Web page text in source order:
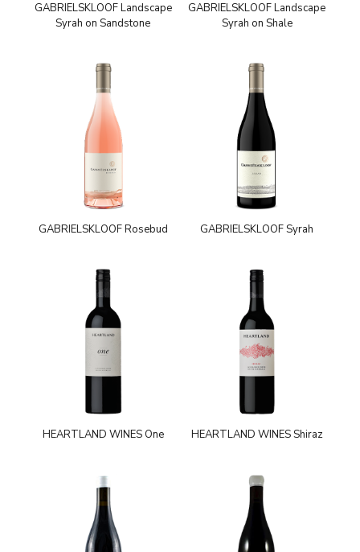
GABRIELSKLOOF Landscape
Syrah on Sandstone
GABRIELSKLOOF Landscape
Syrah on Shale
GABRIELSKLOOF Rosebud GABRIELSKLOOF Syrah
HEARTLAND WINES One HEARTLAND WINES Shiraz